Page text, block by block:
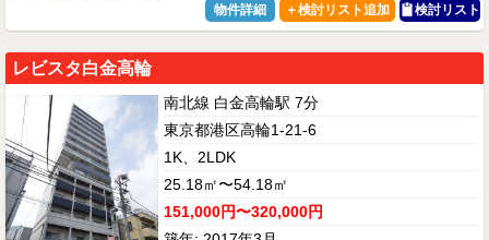
物件詳細 検討リスト
レビスタ白金高輪
南北線 白金高輪駅 7分
東京都港区高輪1-21-6
1K、2LDK
25.18㎡〜54.18㎡
151,000円〜320,000円